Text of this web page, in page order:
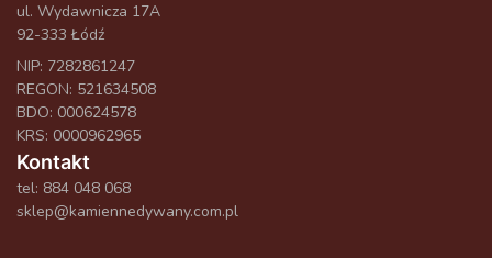
ul. Wydawnicza 17A
92-333 Łódź
NIP: 7282861247
REGON: 521634508
BDO: 000624578
KRS: 0000962965
Kontakt
tel: 884 048 068
sklep@kamiennedywany.com.pl